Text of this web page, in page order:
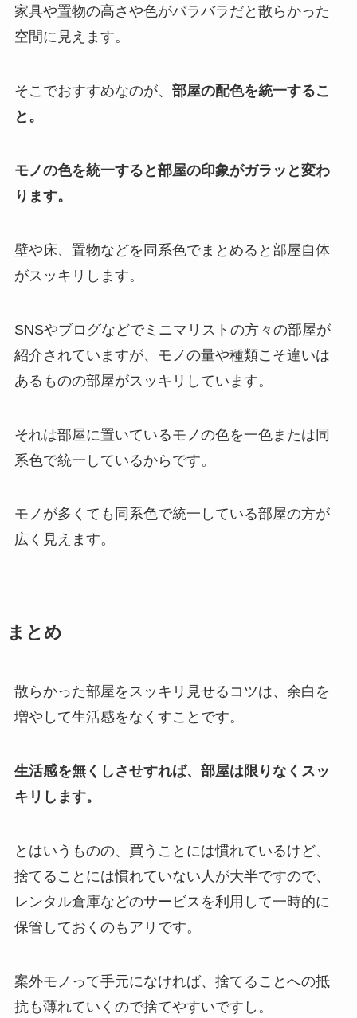
家具や置物の高さや色がバラバラだと散らかった
空間に見えます。
そこでおすすめなのが、 部屋の配色を統一するこ
と。
モノの色を統一すると部屋の印象がガラッと変わ
ります。
壁や床、置物などを同系色でまとめると部屋自体
がスッキリします。
SNSやブログなどでミニマリストの方々の部屋が
紹介されていますが、モノの量や種類こそ違いは
あるものの部屋がスッキリしています。
それは部屋に置いているモノの色を一色または同
系色で統一しているからです。
モノが多くても同系色で統一している部屋の方が
広く見えます。
まとめ
散らかった部屋をスッキリ見せるコツは、余白を
増やして生活感をなくすことです。
生活感を無くしさせすれば、部屋は限りなくスッ
キリします。
とはいうものの、買うことには慣れているけど、
捨てることには慣れていない人が大半ですので、
レンタル倉庫などのサービスを利用して一時的に
保管しておくのもアリです。
案外モノって手元になければ、捨てることへの抵
抗も薄れていくので捨てやすいですし。